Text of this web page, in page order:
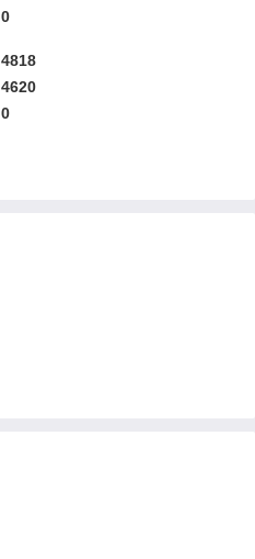
0
4818
4620
0